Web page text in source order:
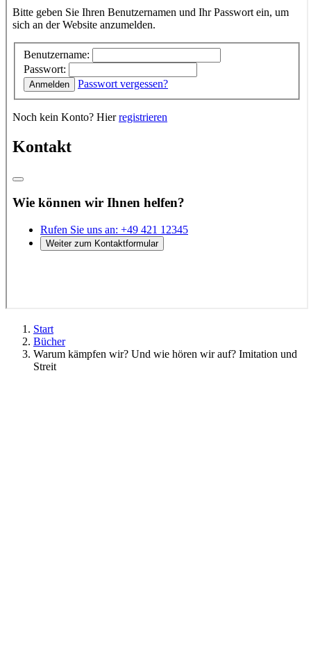
Start
Bücher
Warum kämpfen wir? Und wie hören wir auf? Imitation und
Streit